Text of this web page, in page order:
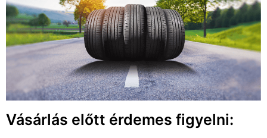
Vásárlás előtt érdemes figyelni: